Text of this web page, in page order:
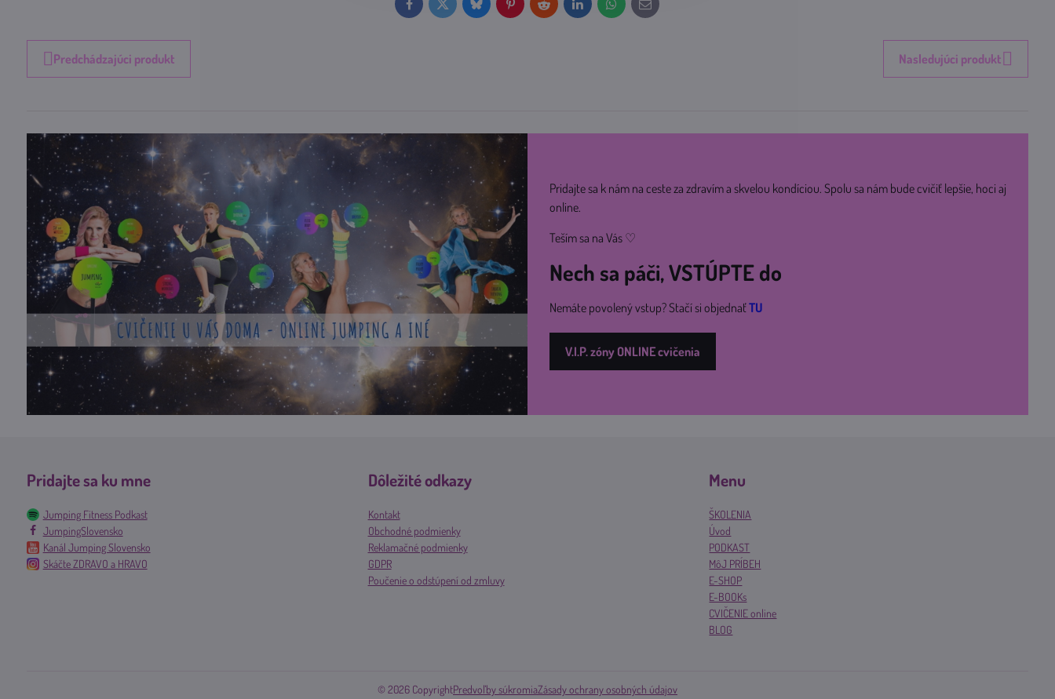
FacebookTwitterBlueskyPinterestReddit LinkedInWhatsApp
E-
mail
Predchádzajúci produkt Nasledujúci produkt
Pridajte sa k nám na ceste za zdravím a skvelou kondíciou. Spolu sa nám bude cvičiť lepšie, hoci aj
online.
Teším sa na Vás ♡
Nech sa páči, VSTÚPTE do
Nemáte povolený vstup? Stačí si objednaťTU
V.I.P. zóny ONLINE cvičenia
Pridajte sa ku mne
Jumping Fitness Podkast
JumpingSlovensko
Kanál Jumping Slovensko
Skáčte ZDRAVO a HRAVO
Dôležité odkazy
Kontakt
Obchodné podmienky
Reklamačné podmienky
GDPR
Poučenie o odstúpení od zmluvy
Menu
ŠKOLENIA
Úvod
PODKAST
MôJ PRÍBEH
E-SHOP
E-BOOKs
CVIČENIE online
BLOG
©2026CopyrightPredvoľby súkromiaZásady ochrany osobných údajov